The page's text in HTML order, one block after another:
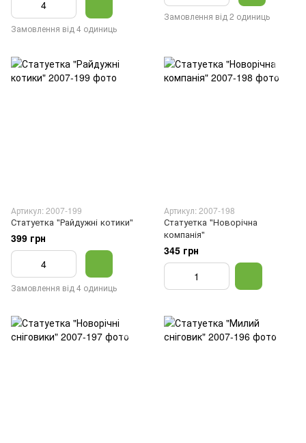
Замовлення від 4 одиниць
Замовлення від 2 одиниць
Артикул: 2007-199
Статуетка "Райдужні котики"
399 грн
Замовлення від 4 одиниць
Артикул: 2007-198
Статуетка "Новорічна
компанія"
345 грн